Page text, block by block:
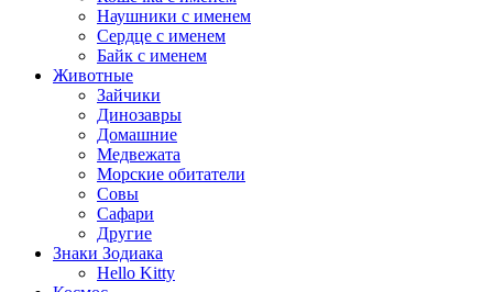
Наушники с именем
Сердце с именем
Байк с именем
Животные
Зайчики
Динозавры
Домашние
Медвежата
Морские обитатели
Совы
Сафари
Другие
Знаки Зодиака
Hello Kitty